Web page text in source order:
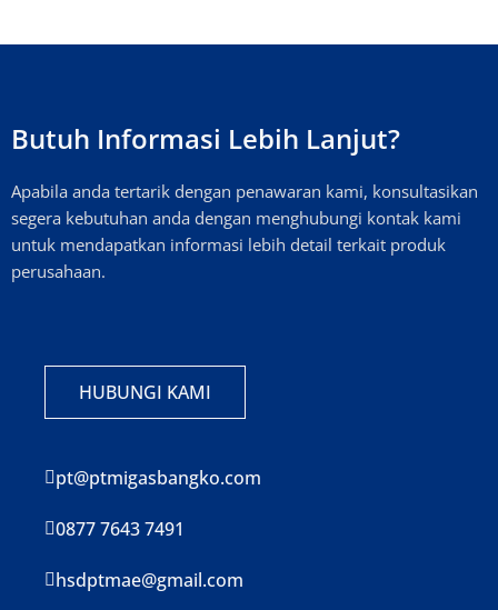
Butuh Informasi Lebih Lanjut?
Apabila anda tertarik dengan penawaran kami, konsultasikan
segera kebutuhan anda dengan menghubungi kontak kami
untuk mendapatkan informasi lebih detail terkait produk
perusahaan.
HUBUNGI KAMI
pt@ptmigasbangko.com
0877 7643 7491
hsdptmae@gmail.com